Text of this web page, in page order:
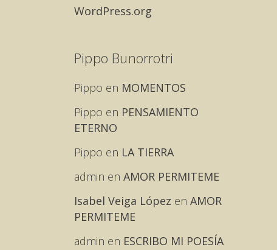
WordPress.org
Pippo Bunorrotri
Pippo en MOMENTOS
Pippo en PENSAMIENTO
ETERNO
Pippo en LA TIERRA
admin en AMOR PERMITEME
Isabel Veiga López en AMOR
PERMITEME
admin en ESCRIBO MI POESÍA